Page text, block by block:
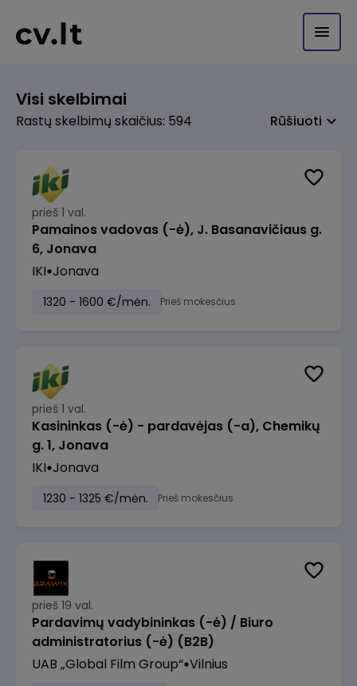
Visi skelbimai
Rastų skelbimų skaičius: 594 Rūšiuoti
prieš 1 val.
Pamainos vadovas (-ė), J. Basanavičiaus g.
6, Jonava
IKI Jonava
1320 - 1600 €/mėn. Prieš mokesčius
prieš 1 val.
Kasininkas (-ė) - pardavėjas (-a), Chemikų
g. 1, Jonava
IKI Jonava
1230 - 1325 €/mėn. Prieš mokesčius
prieš 19 val.
Pardavimų vadybininkas (-ė) / Biuro
administratorius (-ė) (B2B)
UAB „Global Film Group“ Vilnius